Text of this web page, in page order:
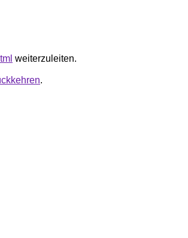
weiterzuleiten.
.